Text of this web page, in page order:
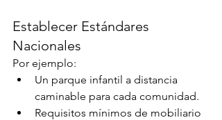
Establecer Estándares
Nacionales
Por ejemplo:
Un parque infantil a distancia
caminable para cada comunidad.
Requisitos mínimos de mobiliario